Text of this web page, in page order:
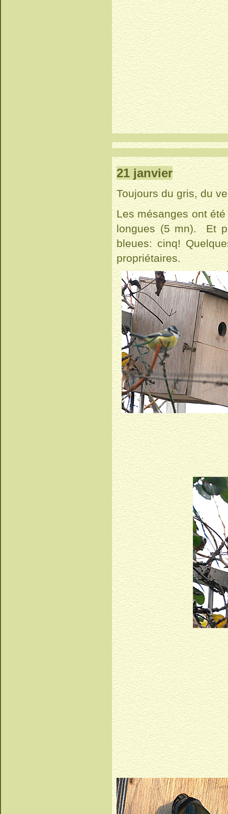
21 janvier
Toujours du gris, du
Les mésanges ont
longues (5 mn). Et
bleues: cinq!
propriétaires.